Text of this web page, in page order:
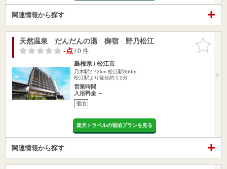
関連情報から探す
お気に入
りに追加
天然温泉 だんだんの湯 御宿 野乃松江
-点/ 0 件
島根県 / 松江市
乃木駅2.72km 松江駅860m
松江駅より徒歩約１2分
営業時間
入浴料金 ～
宿泊
楽天トラベルの宿泊プランを見る
関連情報から探す